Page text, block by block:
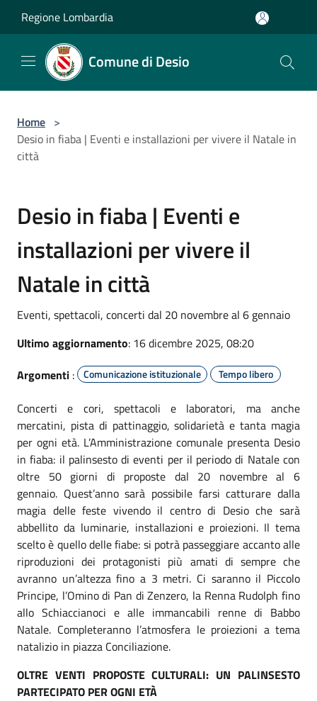
Regione Lombardia
Comune di Desio
Home >
Desio in fiaba | Eventi e installazioni per vivere il Natale in
città
Desio in fiaba | Eventi e
installazioni per vivere il
Natale in città
Eventi, spettacoli, concerti dal 20 novembre al 6 gennaio
Ultimo aggiornamento: 16 dicembre 2025, 08:20
Argomenti : Comunicazione istituzionale Tempo libero
Concerti e cori, spettacoli e laboratori, ma anche
mercatini, pista di pattinaggio, solidarietà e tanta magia
per ogni età. L’Amministrazione comunale presenta Desio
in fiaba: il palinsesto di eventi per il periodo di Natale con
oltre 50 giorni di proposte dal 20 novembre al 6
gennaio. Quest’anno sarà possibile farsi catturare dalla
magia delle feste vivendo il centro di Desio che sarà
abbellito da luminarie, installazioni e proiezioni. Il tema
scelto è quello delle fiabe: si potrà passeggiare accanto alle
riproduzioni dei protagonisti più amati di sempre che
avranno un’altezza fino a 3 metri. Ci saranno il Piccolo
Principe, l’Omino di Pan di Zenzero, la Renna Rudolph fino
allo Schiaccianoci e alle immancabili renne di Babbo
Natale. Completeranno l’atmosfera le proiezioni a tema
natalizio in piazza Conciliazione.
OLTRE VENTI PROPOSTE CULTURALI: UN PALINSESTO
PARTECIPATO PER OGNI ETÀ